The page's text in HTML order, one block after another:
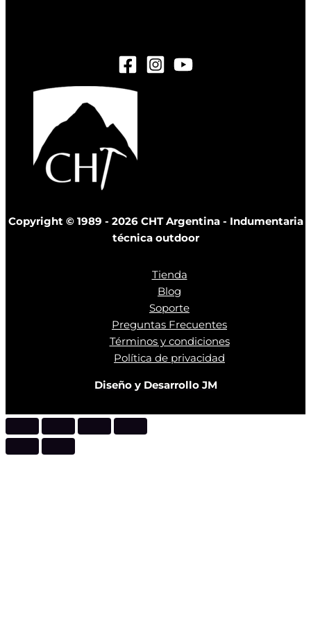
Copyright © 1989 - 2026 CHT Argentina - Indumentaria
técnica outdoor
Tienda
Blog
Soporte
Preguntas Frecuentes
Términos y condiciones
Política de privacidad
Diseño y Desarrollo JM